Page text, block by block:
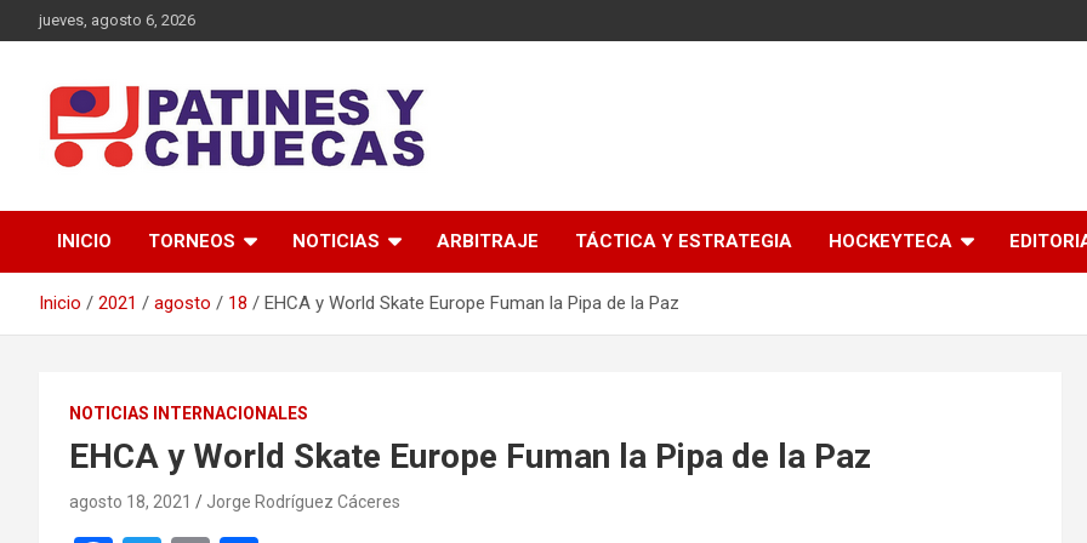
Saltar
al
jueves, agosto 6, 2026
Patines y Chuecas
INICIO TORNEOS NOTICIAS ARBITRAJE TÁCTICA Y ESTRATEGIA HOCKEYTECA
Inicio 2021 agosto 18 EHCA y World Skate Europe Fuman la Pipa de la Paz
NOTICIAS INTERNACIONALES
EHCA y World Skate Europe Fuman la Pipa de la Paz
agosto 18, 2021 Jorge Rodríguez Cáceres